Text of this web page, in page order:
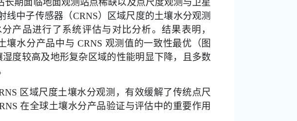
线中子传感器（CRNS）区域尺度的土壤水分观测
产品进行了系统评估与对比分析。结果表明，
壤水分产品中与 CRNS 观测值的一致性最优（图
度较高及地形复杂区域的性能明显下降，且多数
区域尺度土壤水分观测，有效缓解了传统点尺
在全球土壤水分产品验证与评估中的重要作用